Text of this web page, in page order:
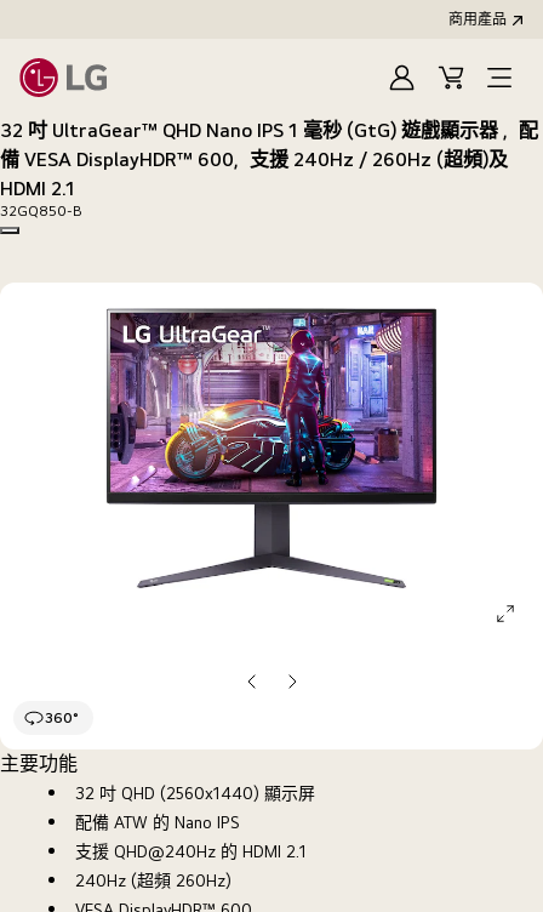
商用產品
登
入
購
物
車
32 吋 UltraGear™ QHD Nano IPS 1 毫秒 (GtG) 遊戲顯示器 ，配
備 VESA DisplayHDR™ 600，支援 240Hz / 260Hz (超頻)及
HDMI 2.1
32GQ850-B
Copy model name
上
張
影
下
張
影
360°
主要功能
32 吋 QHD (2560x1440) 顯示屏
配備 ATW 的 Nano IPS
支援 QHD@240Hz 的 HDMI 2.1
240Hz (超頻 260Hz)